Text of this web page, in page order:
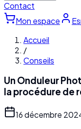
Contact
Mon espace
Accueil
/
Conseils
Un Onduleur
la procédure de
16 décembre